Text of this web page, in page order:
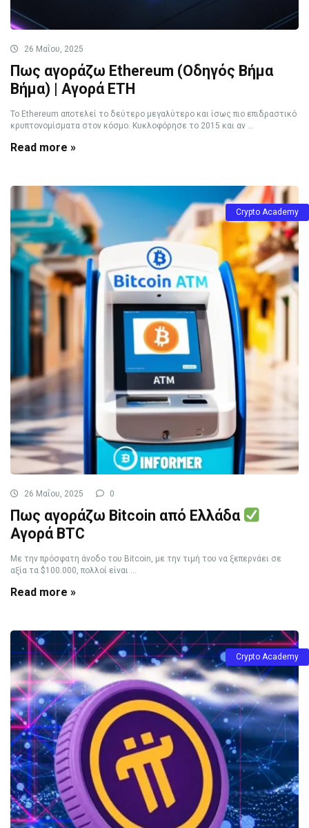
26 Μαΐου, 2025
Πως αγοράζω Ethereum (Οδηγός Βήμα
Βήμα) | Αγορά ETH
Το Ethereum αποτελεί το δεύτερο μεγαλύτερο και ίσως πιο επιδραστικό
κρυπτονομίσματα στον κόσμο. Κυκλοφόρησε το 2015 και αν ...
Read more »
Crypto Academy
26 Μαΐου, 2025 0
Πως αγοράζω Bitcoin από Ελλάδα
Αγορά BTC
Με την πρόσφατη άνοδο του Bitcoin, με την τιμή του να ξεπερνάει σε
αξία τα $100.000, πολλοί είναι ...
Read more »
Crypto Academy